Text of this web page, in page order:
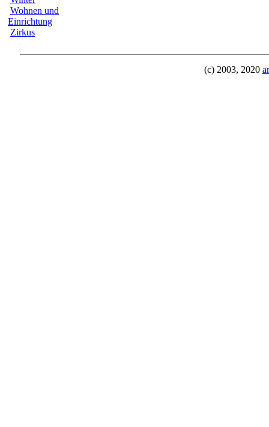
Wohnen und
Einrichtung
Zirkus
(c) 2003, 2020